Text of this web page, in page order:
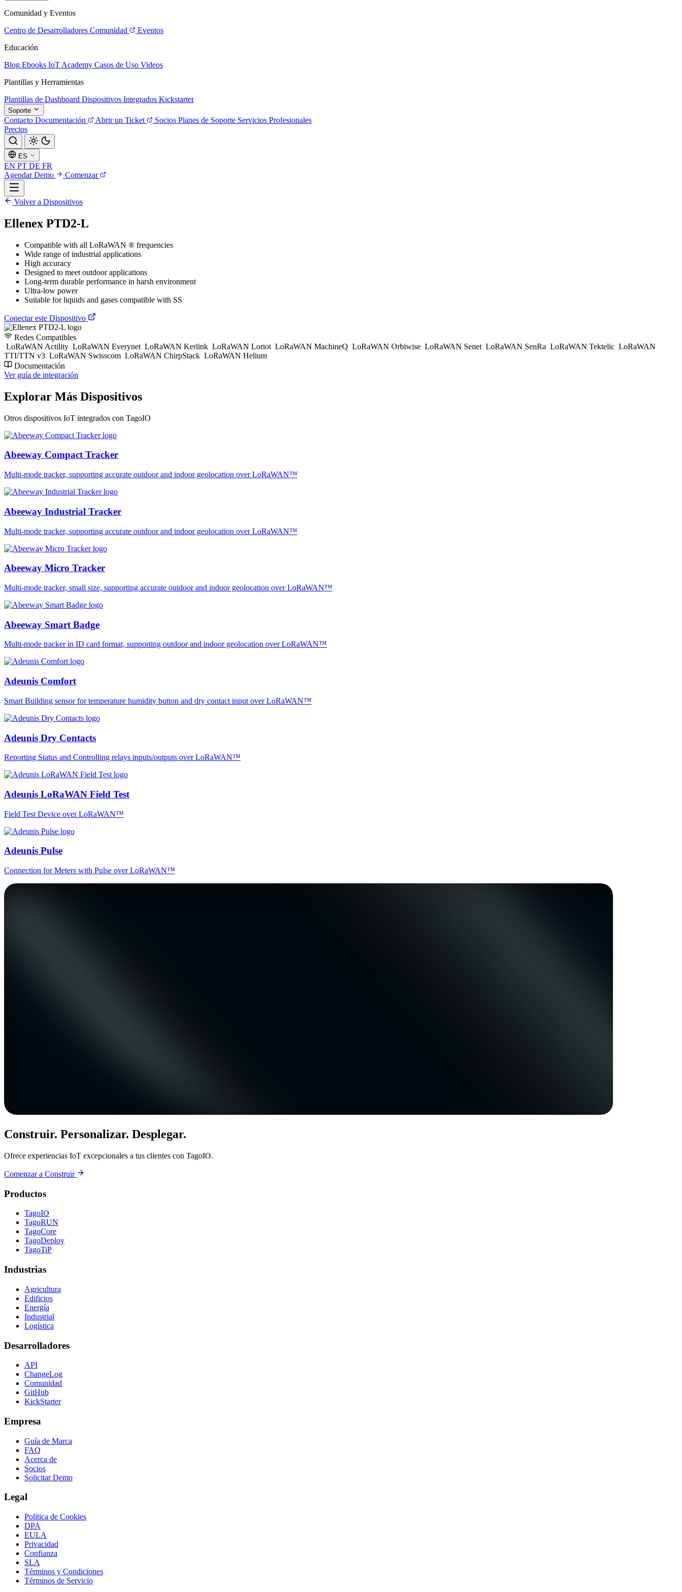
Comunidad y Eventos
Centro de Desarrolladores Comunidad
Eventos
Educación
Blog Ebooks IoT Academy Casos de Uso Videos
Plantillas y Herramientas
Plantillas de Dashboard Dispositivos Integrados Kickstarter
Soporte
Contacto Documentación Abrir un Ticket Socios Planes de Soporte Servicios Profesionales
Precios
ES
EN PT DE FR
Agendar Demo
Comenzar
Volver a Dispositivos
Ellenex PTD2-L
Compatible with all LoRaWAN ® frequencies
Wide range of industrial applications
High accuracy
Designed to meet outdoor applications
Long-term durable performance in harsh environment
Ultra-low power
Suitable for liquids and gases compatible with SS
Conectar este Dispositivo
Redes Compatibles
LoRaWAN Actility LoRaWAN Everynet LoRaWAN Kerlink LoRaWAN Loriot LoRaWAN MachineQ LoRaWAN Orbiwise LoRaWAN Senet LoRaWAN SenRa LoRaWAN Tektelic LoRaWAN
TTI/TTN v3 LoRaWAN Swisscom LoRaWAN ChirpStack LoRaWAN Helium
Documentación
Ver guía de integración
Explorar Más Dispositivos
Otros dispositivos IoT integrados con TagoIO
Abeeway Compact Tracker
Multi-mode tracker, supporting accurate outdoor and indoor geolocation over LoRaWAN™
Abeeway Industrial Tracker
Multi-mode tracker, supporting accurate outdoor and indoor geolocation over LoRaWAN™
Abeeway Micro Tracker
Multi-mode tracker, small size, supporting accurate outdoor and indoor geolocation over LoRaWAN™
Abeeway Smart Badge
Multi-mode tracker in ID card format, supporting outdoor and indoor geolocation over LoRaWAN™
Adeunis Comfort
Smart Building sensor for temperature humidity button and dry contact input over LoRaWAN™
Adeunis Dry Contacts
Reporting Status and Controlling relays inputs/outputs over LoRaWAN™
Adeunis LoRaWAN Field Test
Field Test Device over LoRaWAN™
Adeunis Pulse
Connection for Meters with Pulse over LoRaWAN™
Construir. Personalizar. Desplegar.
Ofrece experiencias IoT excepcionales a tus clientes con TagoIO.
Comenzar a Construir
Productos
TagoIO
TagoRUN
TagoCore
TagoDeploy
TagoTiP
Industrias
Agricultura
Edificios
Energía
Industrial
Logística
Desarrolladores
API
ChangeLog
Comunidad
GitHub
KickStarter
Empresa
Guía de Marca
FAQ
Acerca de
Socios
Solicitar Demo
Legal
Política de Cookies
DPA
EULA
Privacidad
Confianza
SLA
Términos y Condiciones
Términos de Servicio